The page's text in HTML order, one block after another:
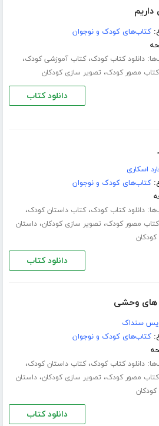
کتاب‌های کودک و نوجوان
دانلود کتاب کودک،کتاب آموزشی کودک،
کتاب مصور کودک، تصویر سازی کودکان
دانلود کتاب
اسکاری
کتاب‌های کودک و نوجوان
دانلود کتاب کودک،کتاب داستان کودک،
کتاب مصور کودک، تصویر سازی کودکان،داستان
دانلود کتاب
های وحشی
سنداک
کتاب‌های کودک و نوجوان
دانلود کتاب کودک،کتاب داستان کودک،
کتاب مصور کودک، تصویر سازی کودکان،داستان
دانلود کتاب